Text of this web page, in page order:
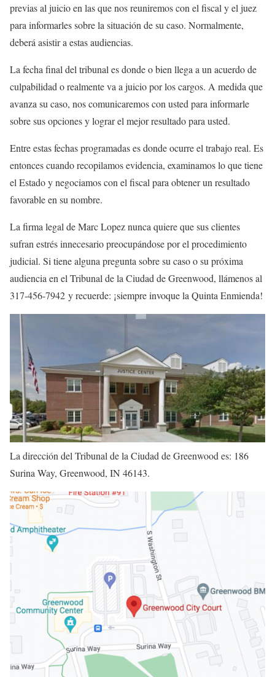
previas al juicio en las que nos reuniremos con el fiscal y el juez
para informarles sobre la situación de su caso. Normalmente,
deberá asistir a estas audiencias.
La fecha final del tribunal es donde o bien llega a un acuerdo de
culpabilidad o realmente va a juicio por los cargos. A medida que
avanza su caso, nos comunicaremos con usted para informarle
sobre sus opciones y lograr el mejor resultado para usted.
Entre estas fechas programadas es donde ocurre el trabajo real. Es
entonces cuando recopilamos evidencia, examinamos lo que tiene
el Estado y negociamos con el fiscal para obtener un resultado
favorable en su nombre.
La firma legal de Marc Lopez nunca quiere que sus clientes
sufran estrés innecesario preocupándose por el procedimiento
judicial. Si tiene alguna pregunta sobre su caso o su próxima
audiencia en el Tribunal de la Ciudad de Greenwood, llámenos al
317-456-7942 y recuerde: ¡siempre invoque la Quinta Enmienda!
La dirección del Tribunal de la Ciudad de Greenwood es: 186
Surina Way, Greenwood, IN 46143.